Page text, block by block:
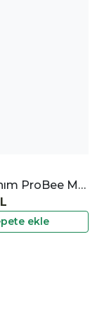
Deva Hanım ProBee Macun 350 gr
ekle